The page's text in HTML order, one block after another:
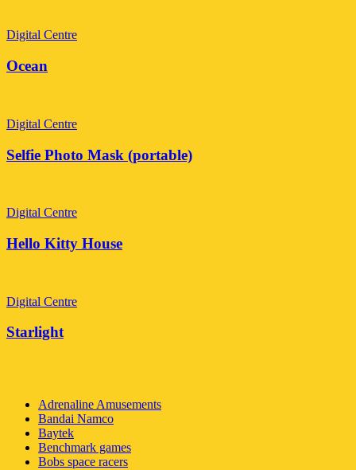
Digital Centre
Ocean
Digital Centre
Selfie Photo Mask (portable)
Digital Centre
Hello Kitty House
Digital Centre
Starlight
Adrenaline Amusements
Bandai Namco
Baytek
Benchmark games
Bobs space racers